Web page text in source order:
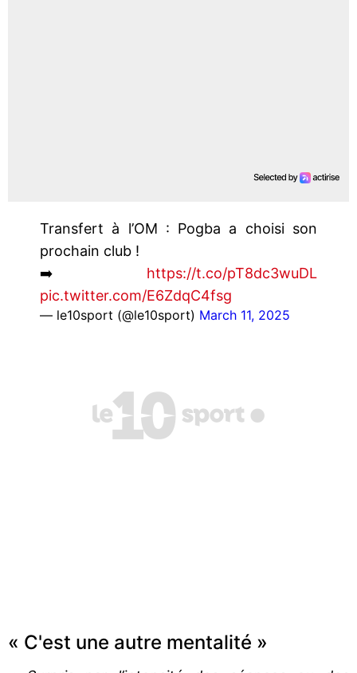
Transfert à l’OM : Pogba a choisi son
prochain club !
➡️ https://t.co/pT8dc3wuDL
pic.twitter.com/E6ZdqC4fsg
— le10sport (@le10sport) March 11, 2025
« C'est une autre mentalité »